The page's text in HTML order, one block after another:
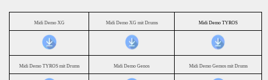
Midi Demo XG Midi Demo XG mit Drums Midi Demo TYROS
Midi Demo TYROS mit Drums Midi Demo Genos Midi Demo Gemos mit Drums